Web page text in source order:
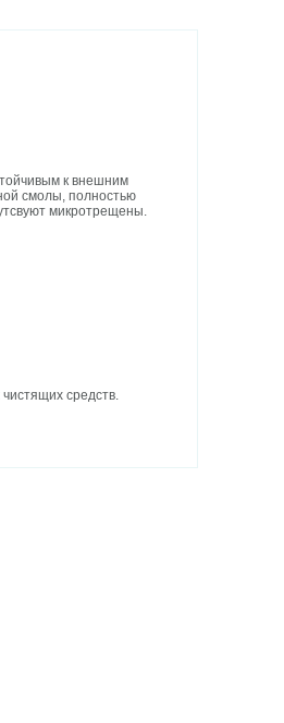
к внешним
смолы, полностью
микротрещены.
средств.